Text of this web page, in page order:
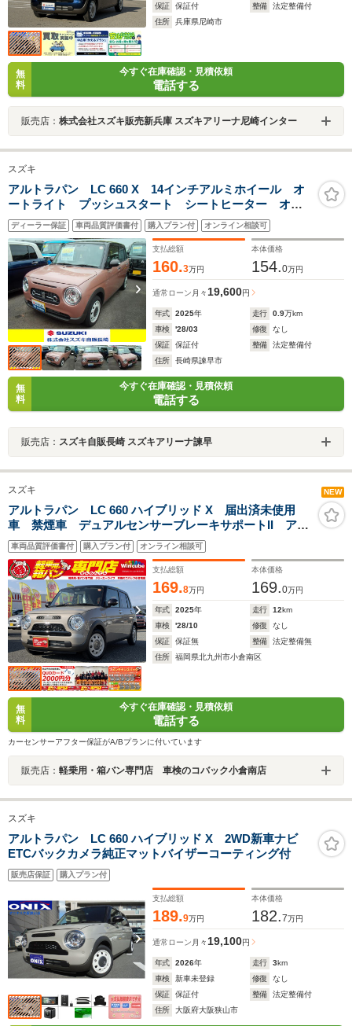
保証
保証付 整備
法定整備付
住所
兵庫県尼崎市
無
料
今すぐ在庫確認・見積依頼
電話する
販売店： 株式会社スズキ販売新兵庫 スズキアリーナ尼崎インター
スズキ
アルトラパン LC 660 X 14インチアルミホイール オ
ートライト プッシュスタート シートヒーター オー
トエアコン 衝突被害軽減システム アイドリングスト
ップ 横滑り防止機能 衝突安全ボディ 盗難防止シス
テム
ディーラー保証 車両品質評価書付 購入プラン付 オンライン相談可
支払総額
160.3万円
本体価格
154.0万円
通常ローン 月々 19,600円
年式 2025年 走行 0.9万km
車検
'28/03 修復
なし
保証
保証付 整備
法定整備付
住所
長崎県諫早市
無
料
今すぐ在庫確認・見積依頼
電話する
販売店： スズキ自販長崎 スズキアリーナ諫早
スズキ NEW
アルトラパン LC 660 ハイブリッド X 届出済未使用
車 禁煙車 デュアルセンサーブレーキサポートII アイ
ドリングストップ LEDヘッドランプ 盗難防止シス
テム シートヒーター ステアリングオーディオスイッ
チ
車両品質評価書付 購入プラン付 オンライン相談可
支払総額
169.8万円
本体価格
169.0万円
年式 2025年 走行 12km
車検
'28/10 修復
なし
保証
保証無 整備
法定整備無
住所
福岡県北九州市小倉南区
無
料
今すぐ在庫確認・見積依頼
電話する
カーセンサーアフター保証がA/Bプランに付いています
販売店： 軽乗用・箱バン専門店 車検のコバック小倉南店
スズキ
アルトラパン LC 660 ハイブリッド X 2WD新車ナビ
ETCバックカメラ純正マットバイザーコーティング付
販売店保証 購入プラン付
支払総額
189.9万円
本体価格
182.7万円
通常ローン 月々 19,100円
年式 2026年 走行 3km
車検
新車未登録 修復
なし
保証
保証付 整備
法定整備付
住所
大阪府大阪狭山市